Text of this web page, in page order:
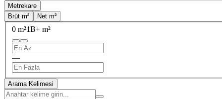
Metrekare
Brüt m²
Net m²
0 m²1B+ m²
—
Arama Kelimesi